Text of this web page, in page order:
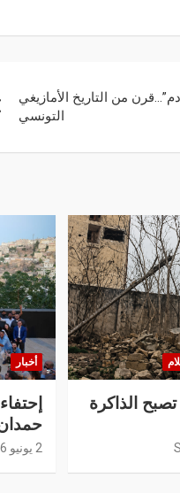
من التاريخ الأمازيغي
التونسي
الذاكرة
أخبار
2 يونيو 2026